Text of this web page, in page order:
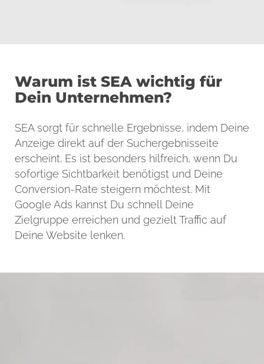
Warum ist SEA wichtig für
Dein Unternehmen?
SEA sorgt für schnelle Ergebnisse, indem Deine
Anzeige direkt auf der Suchergebnisseite
erscheint. Es ist besonders hilfreich, wenn Du
sofortige Sichtbarkeit benötigst und Deine
Conversion-Rate steigern möchtest. Mit
Google Ads kannst Du schnell Deine
Zielgruppe erreichen und gezielt Traffic auf
Deine Website lenken.